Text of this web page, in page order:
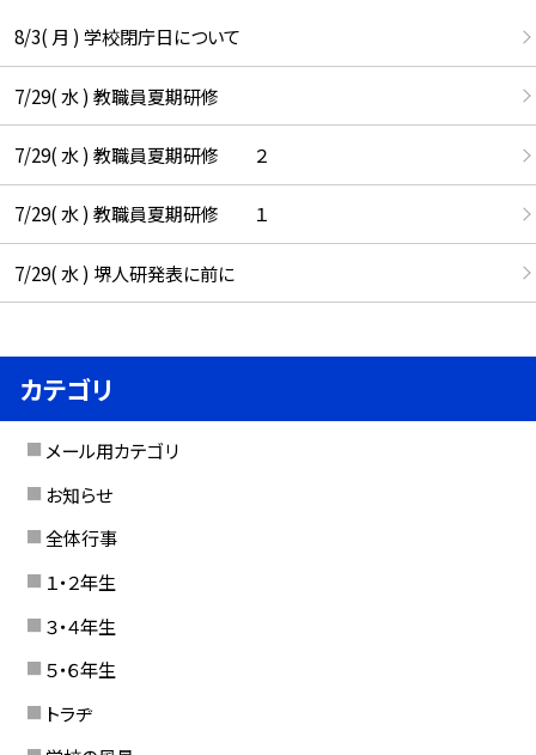
8/3( 月 ) 学校閉庁日について
7/29( 水 ) 教職員夏期研修
7/29( 水 ) 教職員夏期研修 ２
7/29( 水 ) 教職員夏期研修 １
7/29( 水 ) 堺人研発表に前に
カテゴリ
メール用カテゴリ
お知らせ
全体行事
１・２年生
３・４年生
５・６年生
トラヂ